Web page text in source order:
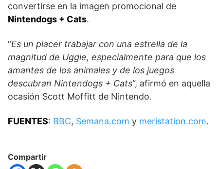
convertirse en la imagen promocional de
Nintendogs + Cats.
“Es un placer trabajar con una estrella de la
magnitud de Uggie, especialmente para que los
amantes de los animales y de los juegos
descubran Nintendogs + Cats“, afirmó en aquella
ocasión Scott Moffitt de Nintendo.
FUENTES: BBC, Semana.com y meristation.com.
Compartir